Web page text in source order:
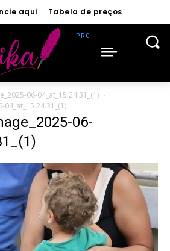
aqui Tabela de preços
06-04_at_15.24.31_(1)
06-